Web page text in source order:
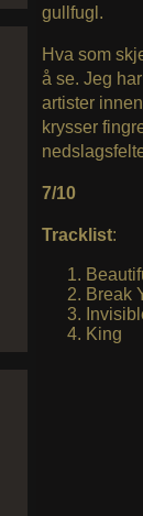
gullfugl.
Hva som
å se. Jeg
artister
krysser
7/10
Tracklist:
Break
King